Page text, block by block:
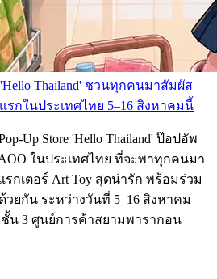
'Hello Thailand' ชวนทุกคนมาสัมผัส
รกในประเทศไทย 5–16 สิงหาคมนี้
Up Store 'Hello Thailand' ป๊อปอัพ
ในประเทศไทย ที่จะพาทุกคนมา
กเตอร์ Art Toy สุดน่ารัก พร้อมร่วม
วยกัน ระหว่างวันที่ 5–16 สิงหาคม
ชั้น 3 ศูนย์การค้าสยามพารากอน